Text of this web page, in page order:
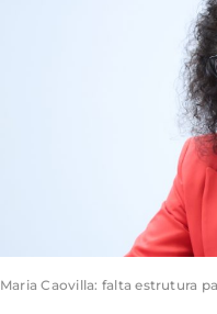
Maria Caovilla: falta estrutura